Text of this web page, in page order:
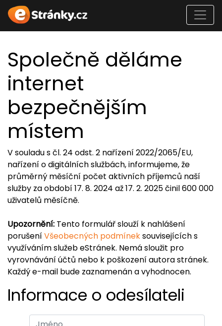
Společně děláme
internet
bezpečnějším
místem
V souladu s čl. 24 odst. 2 nařízení 2022/2065/EU,
nařízení o digitálních službách, informujeme, že
průměrný měsíční počet aktivních příjemců naší
služby za období 17. 8. 2024 až 17. 2. 2025 činil 600 000
uživatelů měsíčně.
Upozornění: Tento formulář slouží k nahlášení
porušeníVšeobecných podmíneksouvisejících s
využíváním služeb eStránek. Nemá sloužit pro
vyrovnávání účtů nebo k poškození autora stránek.
Každý e-mail bude zaznamenán a vyhodnocen.
Informace o odesílateli